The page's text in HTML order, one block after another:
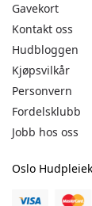
Gavekort
Kontakt oss
Hudbloggen
Kjøpsvilkår
Personvern
Fordelsklubb
Jobb hos oss
Oslo